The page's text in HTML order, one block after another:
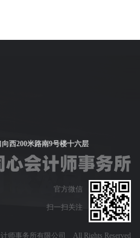
西200米路南9号楼十六层
官方微信
扫一扫关注
师事务所有限公司 All Rights Reserved